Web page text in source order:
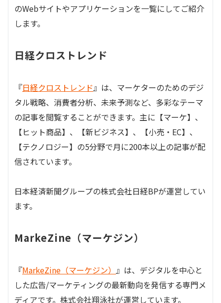
のWebサイトやアプリケーションを一覧にしてご紹介
します。
日経クロストレンド
『日経クロストレンド 』は、マーケターのためのデジ
タル戦略、消費者分析、未来予測など、多彩なテーマ
の記事を閲覧することができます。主に【マーケ】、
【ヒット商品】、【新ビジネス】、【小売・EC】、
【テクノロジー】の5分野で月に200本以上の記事が配
信されています。
日本経済新聞グループの株式会社日経BPが運営してい
ます。
MarkeZine（マーケジン）
『MarkeZine（マーケジン） 』は、デジタルを中心と
した広告/マーケティングの最新動向を発信する専門メ
ディアです。株式会社翔泳社が運営しています。